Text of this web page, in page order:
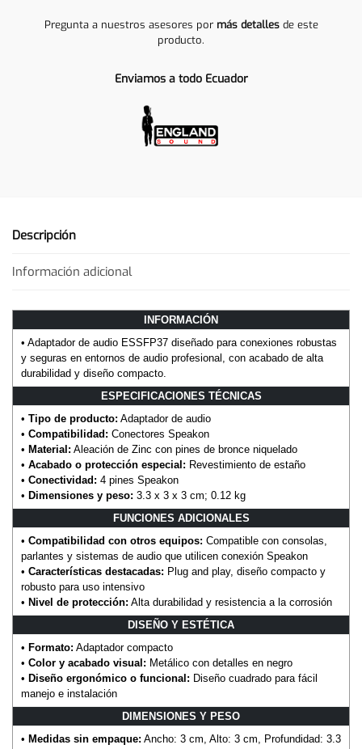
Pregunta a nuestros asesores por más detallesde este
producto.
Enviamos a todo Ecuador
Descripción
Información adicional
INFORMACIÓN
• Adaptador de audio ESSFP37 diseñado para conexiones robustas
y seguras en entornos de audio profesional, con acabado de alta
durabilidad y diseño compacto.
ESPECIFICACIONES TÉCNICAS
• Tipo de producto: Adaptador de audio
• Compatibilidad: Conectores Speakon
• Material: Aleación de Zinc con pines de bronce niquelado
• Acabado o protección especial: Revestimiento de estaño
• Conectividad: 4 pines Speakon
• Dimensiones y peso: 3.3 x 3 x 3 cm; 0.12 kg
FUNCIONES ADICIONALES
• Compatibilidad con otros equipos: Compatible con consolas,
parlantes y sistemas de audio que utilicen conexión Speakon
• Características destacadas: Plug and play, diseño compacto y
robusto para uso intensivo
• Nivel de protección: Alta durabilidad y resistencia a la corrosión
DISEÑO Y ESTÉTICA
• Formato: Adaptador compacto
• Color y acabado visual: Metálico con detalles en negro
• Diseño ergonómico o funcional: Diseño cuadrado para fácil
manejo e instalación
DIMENSIONES Y PESO
• Medidas sin empaque: Ancho: 3 cm, Alto: 3 cm, Profundidad: 3.3